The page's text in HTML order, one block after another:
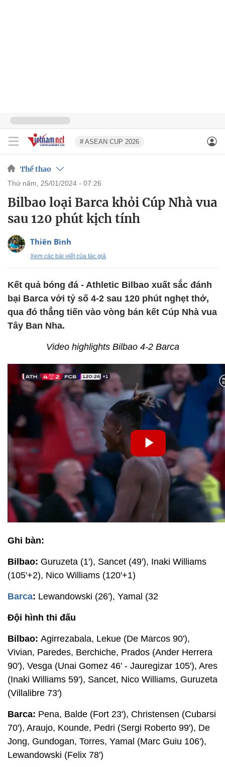
# ASEAN CUP 2026
Thể thao
thứ năm, 25/01/2024 - 07:26
Bilbao loại Barca khỏi Cúp Nhà vua
sau 120 phút kịch tính
Thiên Bình
Xem các bài viết của tác giả
Kết quả bóng đá - Athletic Bilbao xuất sắc đánh
bại Barca với tỷ số 4-2 sau 120 phút nghẹt thở,
qua đó thẳng tiến vào vòng bán kết Cúp Nhà vua
Tây Ban Nha.
Video highlights Bilbao 4-2 Barca
Ghi bàn:
Bilbao: Guruzeta (1'), Sancet (49'), Inaki Williams
(105'+2), Nico Williams (120'+1)
Barca: Lewandowski (26'), Yamal (32
Đội hình thi đấu
Bilbao: Agirrezabala, Lekue (De Marcos 90'),
Vivian, Paredes, Berchiche, Prados (Ander Herrera
90'), Vesga (Unai Gomez 46' - Jauregizar 105'), Ares
(Inaki Williams 59'), Sancet, Nico Williams, Guruzeta
(Villalibre 73')
Barca: Pena, Balde (Fort 23'), Christensen (Cubarsi
70'), Araujo, Kounde, Pedri (Sergi Roberto 99'), De
Jong, Gundogan, Torres, Yamal (Marc Guiu 106'),
Lewandowski (Felix 78')